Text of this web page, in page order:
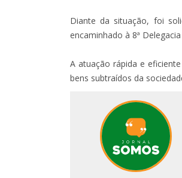
Diante da situação, foi
encaminhado à 8ª
A atuação rápida e
bens subtraídos da